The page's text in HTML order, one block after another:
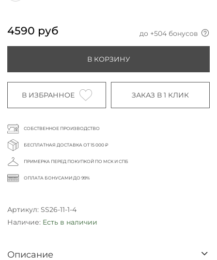
4590 руб до +504 бонусов
В КОРЗИНУ
В ИЗБРАННОЕ ЗАКАЗ В 1 КЛИК
СОБСТВЕННОЕ ПРОИЗВОДСТВО
БЕСПЛАТНАЯ ДОСТАВКА ОТ 15 000 ₽
ПРИМЕРКА ПЕРЕД ПОКУПКОЙ ПО МСК И СПБ
ОПЛАТА БОНУСАМИ ДО 99%
Артикул: SS26-11-1-4
Наличие: Есть в наличии
Описание